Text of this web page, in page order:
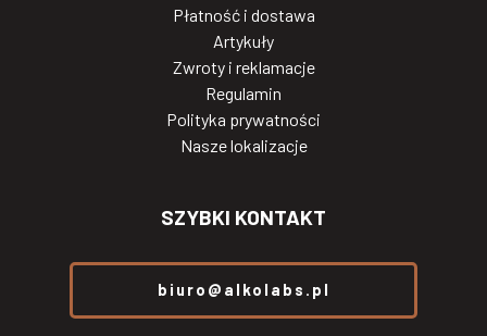
Płatność i dostawa
Artykuły
Zwroty i reklamacje
Regulamin
Polityka prywatności
Nasze lokalizacje
SZYBKI KONTAKT
biuro@alkolabs.pl